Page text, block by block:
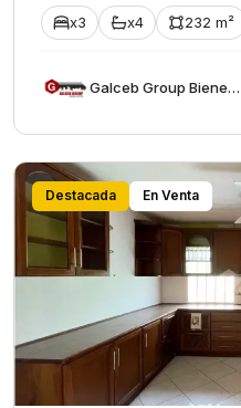
x3 x4 232 m²
Galceb Group Bienes Raices
Destacada En Venta